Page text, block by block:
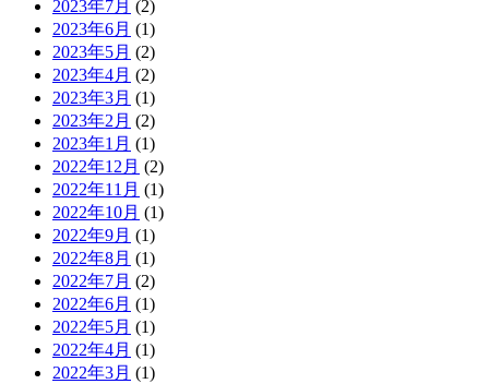
2023年7月 (2)
2023年6月 (1)
2023年5月 (2)
2023年4月 (2)
2023年3月 (1)
2023年2月 (2)
2023年1月 (1)
2022年12月 (2)
2022年11月 (1)
2022年10月 (1)
2022年9月 (1)
2022年8月 (1)
2022年7月 (2)
2022年6月 (1)
2022年5月 (1)
2022年4月 (1)
2022年3月 (1)